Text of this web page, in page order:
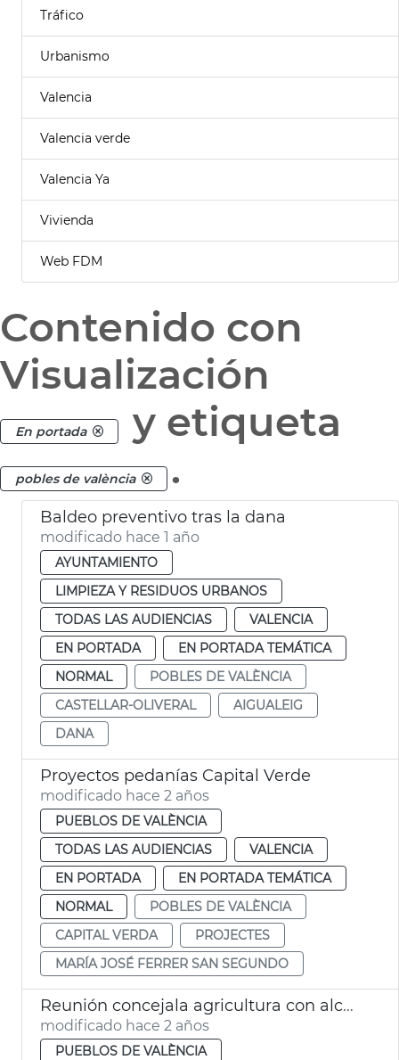
Tráfico
Urbanismo
Valencia
Valencia verde
Valencia Ya
Vivienda
Web FDM
Contenido con
Visualización
En portada y etiqueta
pobles de valència .
Baldeo preventivo tras la dana
modificado hace 1 año
AYUNTAMIENTO
LIMPIEZA Y RESIDUOS URBANOS
TODAS LAS AUDIENCIAS
VALENCIA
EN PORTADA
EN PORTADA TEMÁTICA
NORMAL
POBLES DE VALÈNCIA
CASTELLAR-OLIVERAL
AIGUALEIG
DANA
Proyectos pedanías Capital Verde
modificado hace 2 años
PUEBLOS DE VALÈNCIA
TODAS LAS AUDIENCIAS
VALENCIA
EN PORTADA
EN PORTADA TEMÁTICA
NORMAL
POBLES DE VALÈNCIA
CAPITAL VERDA
PROJECTES
MARÍA JOSÉ FERRER SAN SEGUNDO
Reunión concejala agricultura con alcaldes pedáneos
modificado hace 2 años
PUEBLOS DE VALÈNCIA